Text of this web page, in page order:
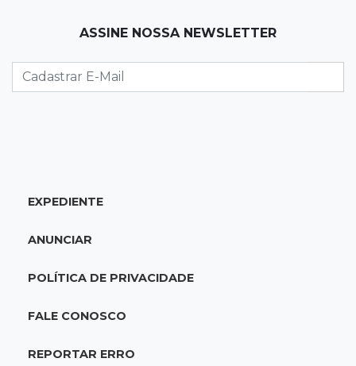
Ex-vereador preso começa briga durante
Governo libera R$ 433 mil a Deodápolis após
ser membro de facção
17:12"Meu irmão não volta mais"
ASSINE NOSSA NEWSLETTER
EXPEDIENTE
ANUNCIAR
POLÍTICA DE PRIVACIDADE
FALE CONOSCO
REPORTAR ERRO